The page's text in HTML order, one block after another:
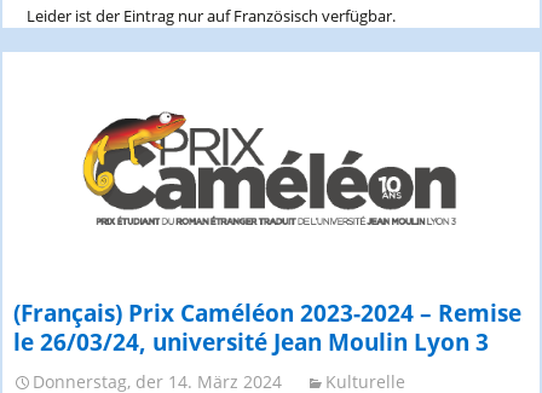
Leider ist der Eintrag nur auf Französisch verfügbar.
(Français) Prix Caméléon 2023-2024 – Remise
le 26/03/24, université Jean Moulin Lyon 3
Donnerstag, der 14. März 2024 Kulturelle